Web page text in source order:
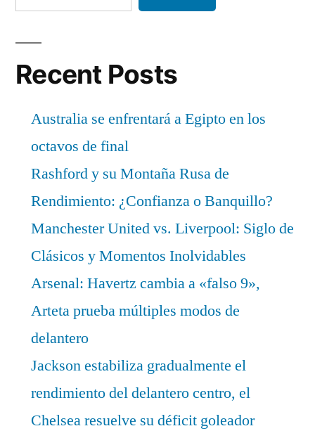
Recent Posts
Australia se enfrentará a Egipto en los
octavos de final
Rashford y su Montaña Rusa de
Rendimiento: ¿Confianza o Banquillo?
Manchester United vs. Liverpool: Siglo de
Clásicos y Momentos Inolvidables
Arsenal: Havertz cambia a «falso 9»,
Arteta prueba múltiples modos de
delantero
Jackson estabiliza gradualmente el
rendimiento del delantero centro, el
Chelsea resuelve su déficit goleador